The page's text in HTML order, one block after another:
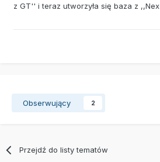
z GT'' i teraz utworzyła się baza z
Obserwujący 2
Przejdź do listy tematów